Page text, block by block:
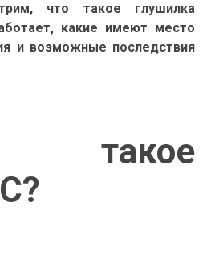
что такое глушилка
какие имеют место
и возможные последствия